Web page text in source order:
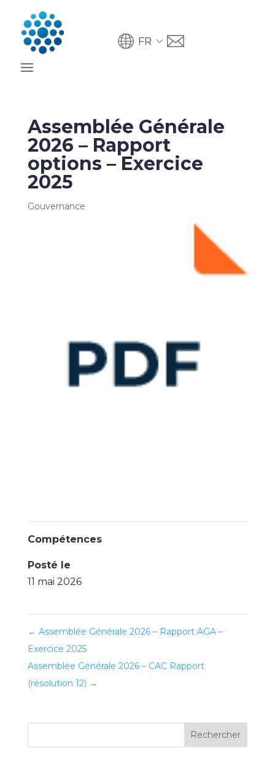
FR
Assemblée Générale
2026 – Rapport
options – Exercice
2025
Gouvernance
Compétences
Posté le
11 mai 2026
← Assemblée Générale 2026 – Rapport AGA –
Exercice 2025
Assemblée Générale 2026 – CAC Rapport
(résolution 12) →
Rechercher